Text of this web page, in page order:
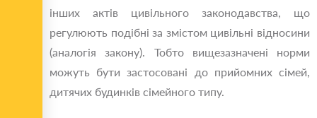
інших актів цивільного законодавства, що
регулюють подібні за змістом цивільні відносини
(аналогія закону). Тобто вищезазначені норми
можуть бути застосовані до прийомних сімей,
дитячих будинків сімейного типу.